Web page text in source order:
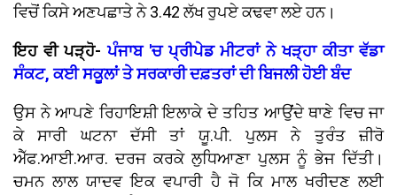
ਵਿਚੋਂ ਕਿਸੇ ਅਣਪਛਾਤੇ ਨੇ 3.42 ਲੱਖ ਰੁਪਏ ਕਢਵਾ ਲਏ ਹਨ।
ਇਹ ਵੀ ਪੜ੍ਹੋ-ਪੰਜਾਬ 'ਚ ਪ੍ਰੀਪੇਡ ਮੀਟਰਾਂ ਨੇ ਖੜ੍ਹਾ ਕੀਤਾ ਵੱਡਾ
ਸੰਕਟ, ਕਈ ਸਕੂਲਾਂ ਤੇ ਸਰਕਾਰੀ ਦਫ਼ਤਰਾਂ ਦੀ ਬਿਜਲੀ ਹੋਈ ਬੰਦ
ਉਸ ਨੇ ਆਪਣੇ ਰਿਹਾਇਸ਼ੀ ਇਲਾਕੇ ਦੇ ਤਹਿਤ ਆਉਂਦੇ ਥਾਣੇ ਵਿਚ ਜਾ
ਕੇ ਸਾਰੀ ਘਟਨਾ ਦੱਸੀ ਤਾਂ ਯੂ.ਪੀ. ਪੁਲਸ ਨੇ ਤੁਰੰਤ ਜ਼ੀਰੋ
ਐੱਫ.ਆਈ.ਆਰ. ਦਰਜ ਕਰਕੇ ਲੁਧਿਆਣਾ ਪੁਲਸ ਨੂੰ ਭੇਜ ਦਿੱਤੀ।
ਚਮਨ ਲਾਲ ਯਾਦਵ ਇਕ ਵਪਾਰੀ ਹੈ ਜੋ ਕਿ ਮਾਲ ਖਰੀਦਣ ਲਈ